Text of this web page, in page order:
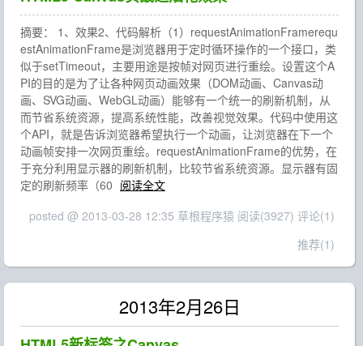
摘要： 1、效果2、代码解析（1）requestAnimationFramerequ
estAnimationFrame是浏览器用于定时循环操作的一个接口，类
似于setTimeout，主要用途是按帧对网页进行重绘。设置这个A
PI的目的是为了让各种网页动画效果（DOM动画、Canvas动
画、SVG动画、WebGL动画）能够有一个统一的刷新机制，从
而节省系统资源，提高系统性能，改善视觉效果。代码中使用这
个API，就是告诉浏览器希望执行一个动画，让浏览器在下一个
动画帧安排一次网页重绘。requestAnimationFrame的优势，在
于充分利用显示器的刷新机制，比较节省系统资源。显示器有固
定的刷新频率（60 阅读全文
posted @ 2013-03-28 12:35 草根程序猿 阅读(3927) 评论(1)
推荐(1)
2013年2月26日